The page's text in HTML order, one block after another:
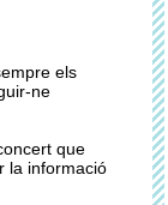
els
ne
que
la informació